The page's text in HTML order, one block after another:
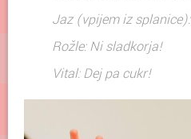
Jaz (vpijem iz
Rožle: Ni sladkorja!
Vital: Dej pa cukr!